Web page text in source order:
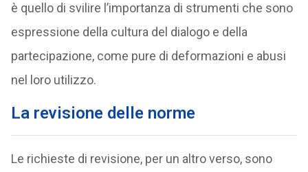
è quello di svilire l’importanza di strumenti che sono
espressione della cultura del dialogo e della
partecipazione, come pure di deformazioni e abusi
nel loro utilizzo.
La revisione delle norme
Le richieste di revisione, per un altro verso, sono